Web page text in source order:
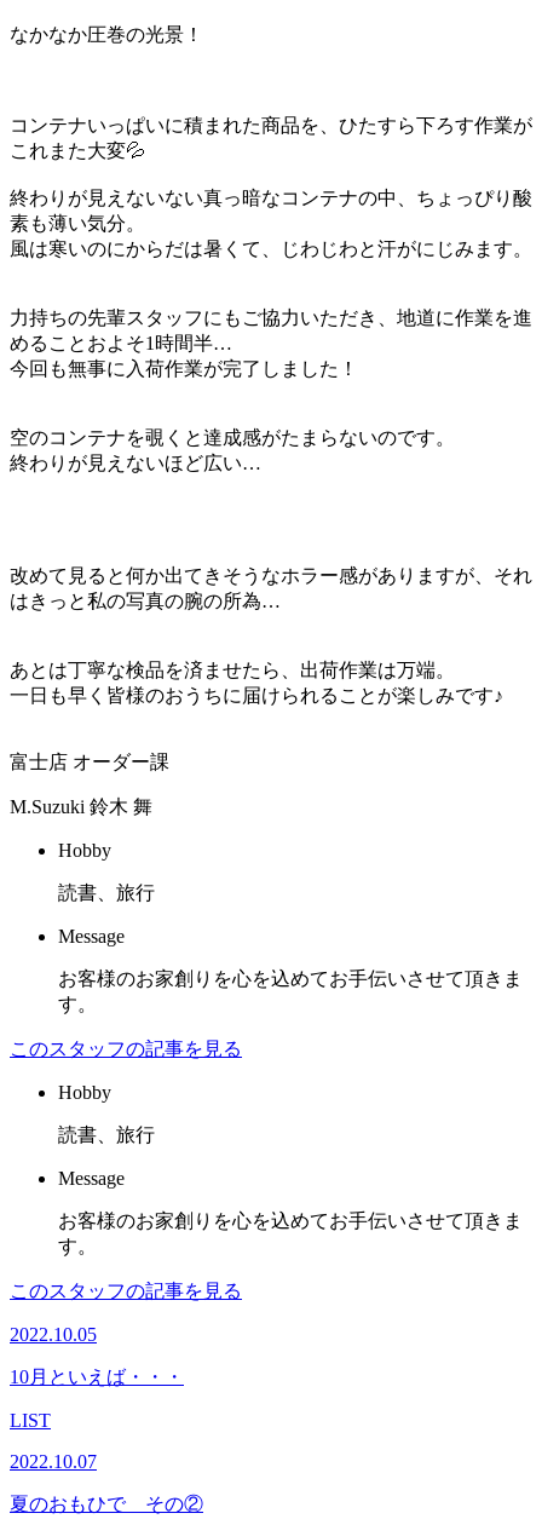
なかなか圧巻の光景！
コンテナいっぱいに積まれた商品を、ひたすら下ろす作業が
これまた大変💦
終わりが見えないない真っ暗なコンテナの中、ちょっぴり酸
素も薄い気分。
風は寒いのにからだは暑くて、じわじわと汗がにじみます。
力持ちの先輩スタッフにもご協力いただき、地道に作業を進
めることおよそ1時間半…
今回も無事に入荷作業が完了しました！
空のコンテナを覗くと達成感がたまらないのです。
終わりが見えないほど広い…
改めて見ると何か出てきそうなホラー感がありますが、それ
はきっと私の写真の腕の所為…
あとは丁寧な検品を済ませたら、出荷作業は万端。
一日も早く皆様のおうちに届けられることが楽しみです♪
富士店 オーダー課
M.Suzuki 鈴木 舞
Hobby
読書、旅行
Message
お客様のお家創りを心を込めてお手伝いさせて頂きま
す。
このスタッフの記事を見る
Hobby
読書、旅行
Message
お客様のお家創りを心を込めてお手伝いさせて頂きま
す。
このスタッフの記事を見る
2022.10.05
10月といえば・・・
LIST
2022.10.07
夏のおもひで その②